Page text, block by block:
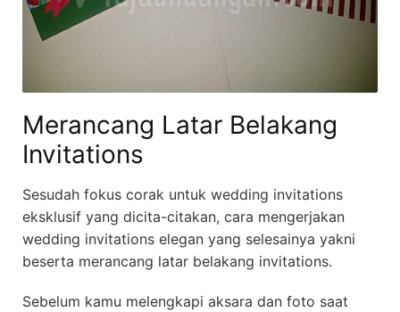
Merancang Latar Belakang
Invitations
Sesudah fokus corak untuk wedding invitations
eksklusif yang dicita-citakan, cara mengerjakan
wedding invitations elegan yang selesainya yakni
beserta merancang latar belakang invitations.
Sebelum kamu melengkapi aksara dan foto saat